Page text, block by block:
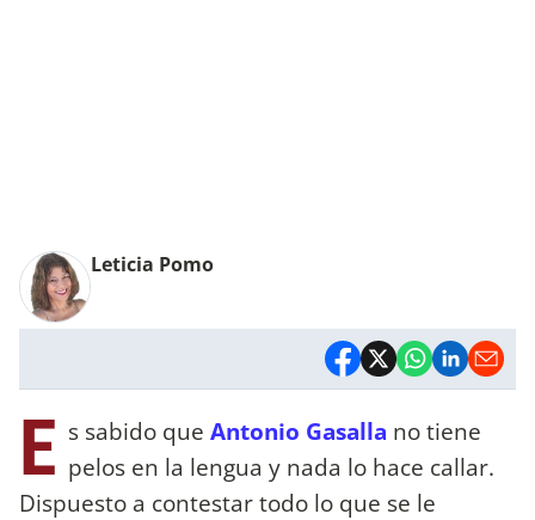
Leticia Pomo
E s sabido que Antonio Gasalla no tiene
pelos en la lengua y nada lo hace callar.
Dispuesto a contestar todo lo que se le